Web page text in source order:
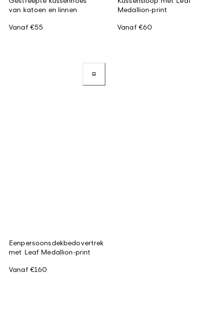
van katoen en linnen
Vanaf €55
Medallion-print
Vanaf €60
Eenpersoonsdekbedovertrek
met Leaf Medallion-print
Vanaf €160